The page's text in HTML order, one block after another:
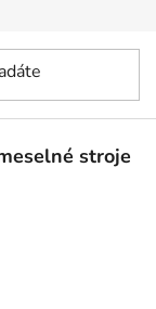
osobných údajov
stroje